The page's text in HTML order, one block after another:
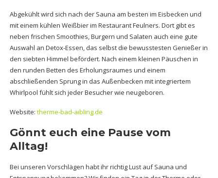
Abgekühlt wird sich nach der Sauna am besten im Eisbecken und
mit einem kühlen Weißbier im Restaurant Feulners. Dort gibt es
neben frischen Smoothies, Burgern und Salaten auch eine gute
Auswahl an Detox-Essen, das selbst die bewusstesten Genießer in
den siebten Himmel befördert. Nach einem kleinen Päuschen in
den runden Betten des Erholungsraumes und einem
abschließenden Sprung in das Außenbecken mit integriertem
Whirlpool fühlt sich jeder Besucher wie neugeboren.
Website: therme-bad-aibling.de
Gönnt euch eine Pause vom
Alltag!
Bei unseren Vorschlägen habt ihr richtig Lust auf Sauna und